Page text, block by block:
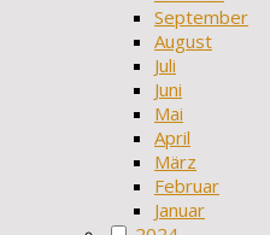
September
August
Juli
Juni
Mai
April
März
Februar
Januar